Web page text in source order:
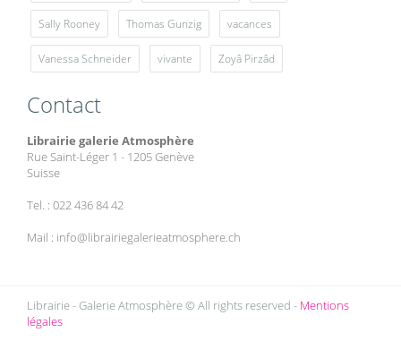
Sally Rooney Thomas Gunzig vacances
Vanessa Schneider vivante Zoyâ Pirzâd
Contact
Librairie galerie Atmosphère
Rue Saint-Léger 1 - 1205 Genève
Suisse
Tel. : 022 436 84 42
Mail : info@librairiegalerieatmosphere.ch
Librairie - Galerie Atmosphère © All rights reserved - Mentions
légales